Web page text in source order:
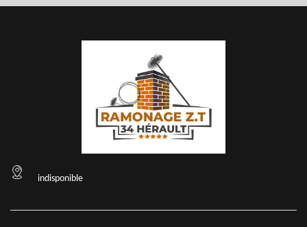
indisponible